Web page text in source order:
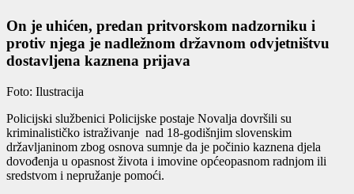
On je uhićen, predan pritvorskom nadzorniku i
protiv njega je nadležnom državnom odvjetništvu
dostavljena kaznena prijava
Foto: Ilustracija
Policijski službenici Policijske postaje Novalja dovršili su
kriminalističko istraživanje nad 18-godišnjim slovenskim
državljaninom zbog osnova sumnje da je počinio kaznena djela
dovođenja u opasnost života i imovine općeopasnom radnjom ili
sredstvom i nepružanje pomoći.